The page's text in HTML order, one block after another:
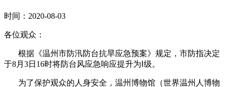
时间：2020-08-03
各位观众：
根据《温州市防汛防台抗旱应急预案》规定，市防指决定
于8月3日16时将防台风应急响应提升为Ⅰ级。
为了保护观众的人身安全，温州博物馆（世界温州人博物